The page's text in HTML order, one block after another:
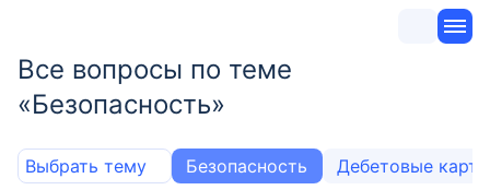
Все вопросы по теме
«Безопасность»
Выбрать тему Безопасность Дебетовые карты